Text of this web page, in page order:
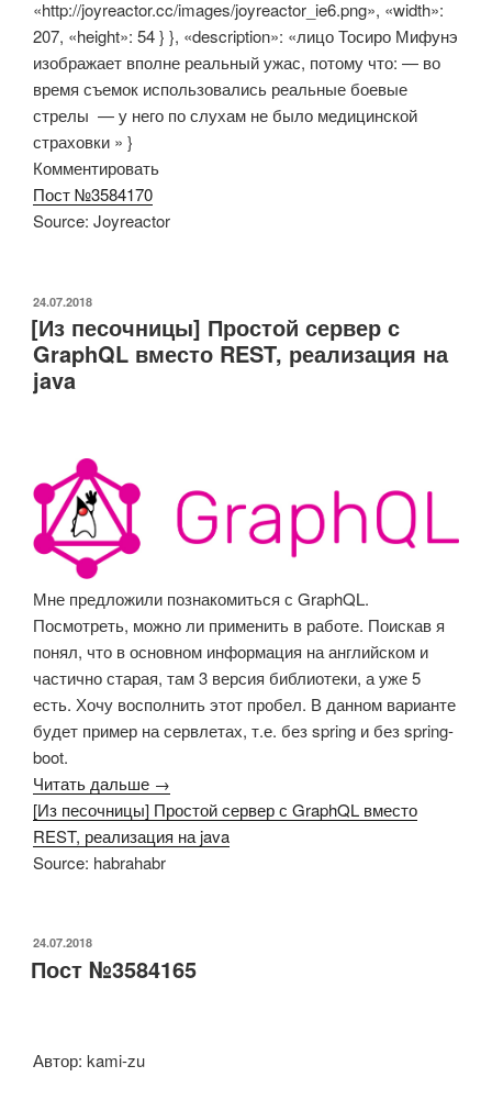
«http://joyreactor.cc/images/joyreactor_ie6.png», «width»:
207, «height»: 54 } }, «description»: «лицо Тосиро Мифунэ
изображает вполне реальный ужас, потому что: — во
время съемок использовались реальные боевые
стрелы — у него по слухам не было медицинской
страховки » }
Комментировать
Пост №3584170
Source: Joyreactor
ОПУБЛИКОВАНО
24.07.2018
[Из песочницы] Простой сервер с
GraphQL вместо REST, реализация на
java
Мне предложили познакомиться с GraphQL.
Посмотреть, можно ли применить в работе. Поискав я
понял, что в основном информация на английском и
частично старая, там 3 версия библиотеки, а уже 5
есть. Хочу восполнить этот пробел. В данном варианте
будет пример на сервлетах, т.е. без spring и без spring-
boot.
Читать дальше →
[Из песочницы] Простой сервер с GraphQL вместо
REST, реализация на java
Source: habrahabr
ОПУБЛИКОВАНО
24.07.2018
Пост №3584165
Автор: kami-zu